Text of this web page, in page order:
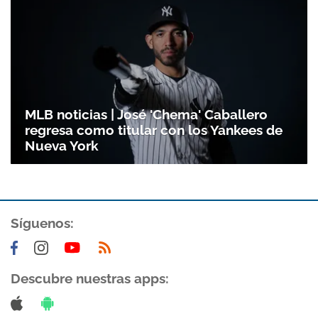
MLB noticias | José 'Chema' Caballero
regresa como titular con los Yankees de
Nueva York
Síguenos:
Descubre nuestras apps: